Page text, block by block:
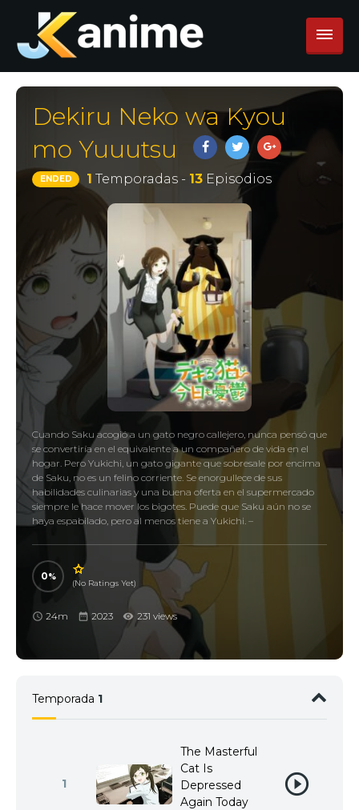
Dekiru Neko wa Kyou
mo Yuuutsu
ENDED 1 Temporadas - 13Episodios
Cuando Saku acogió a un gato negro callejero, nunca pensó que
se convertiría en el equivalente a un compañero de vida en el
hogar. Pero Yukichi, un gato gigante que sobresale por encima
de Saku, no es un felino corriente. Se enorgullece de sus
habilidades culinarias y una buena oferta en el supermercado
siempre le hace mover los bigotes. Puede que Saku aún no se
haya espabilado, pero al menos tiene a Yukichi. –
0
(No Ratings Yet)
24m 2023 231 views
Temporada 1
1
The Masterful
Cat Is
Depressed
Again Today